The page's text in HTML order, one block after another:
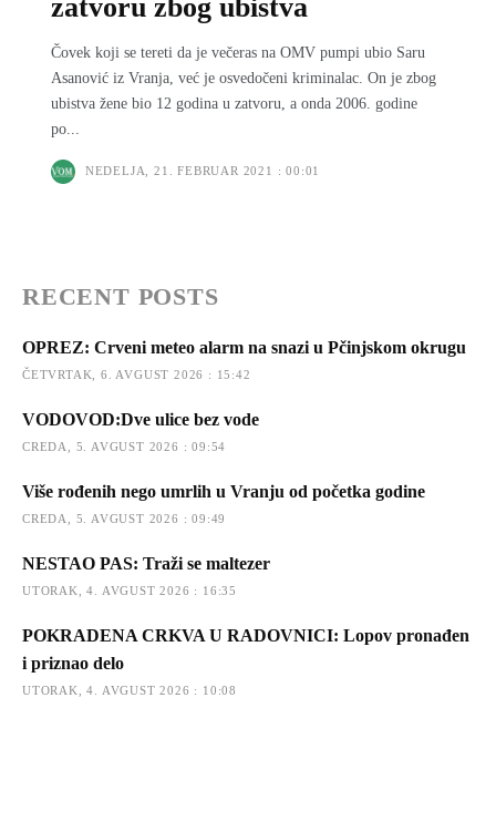
zatvoru zbog ubistva
Čovek koji se tereti da je večeras na OMV pumpi ubio Saru
Asanović iz Vranja, već je osvedočeni kriminalac. On je zbog
ubistva žene bio 12 godina u zatvoru, a onda 2006. godine
po...
NEDELJA, 21. FEBRUAR 2021 : 00:01
RECENT POSTS
OPREZ: Crveni meteo alarm na snazi u Pčinjskom okrugu
ČETVRTAK, 6. AVGUST 2026 : 15:42
VODOVOD:Dve ulice bez vode
CREDA, 5. AVGUST 2026 : 09:54
Više rođenih nego umrlih u Vranju od početka godine
CREDA, 5. AVGUST 2026 : 09:49
NESTAO PAS: Traži se maltezer
UTORAK, 4. AVGUST 2026 : 16:35
POKRADENA CRKVA U RADOVNICI: Lopov pronađen
i priznao delo
UTORAK, 4. AVGUST 2026 : 10:08